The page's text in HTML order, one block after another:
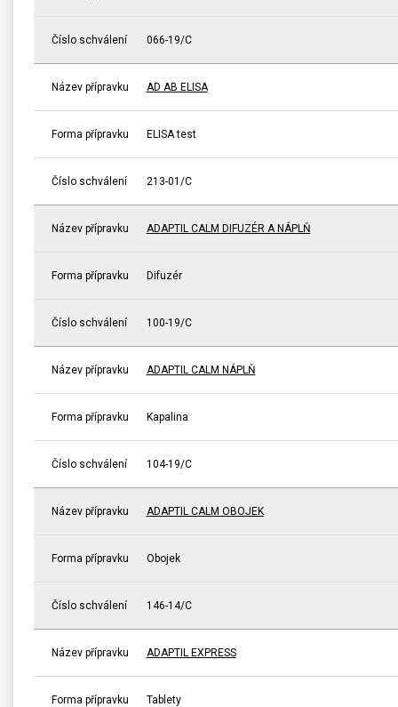
Číslo schválení 066-19/C
Název přípravku AD AB ELISA
Forma přípravku ELISA test
Číslo schválení 213-01/C
Název přípravku ADAPTIL CALM DIFUZÉR A NÁPLŇ
Forma přípravku Difuzér
Číslo schválení 100-19/C
Název přípravku ADAPTIL CALM NÁPLŇ
Forma přípravku Kapalina
Číslo schválení 104-19/C
Název přípravku ADAPTIL CALM OBOJEK
Forma přípravku Obojek
Číslo schválení 146-14/C
Název přípravku ADAPTIL EXPRESS
Forma přípravku Tablety